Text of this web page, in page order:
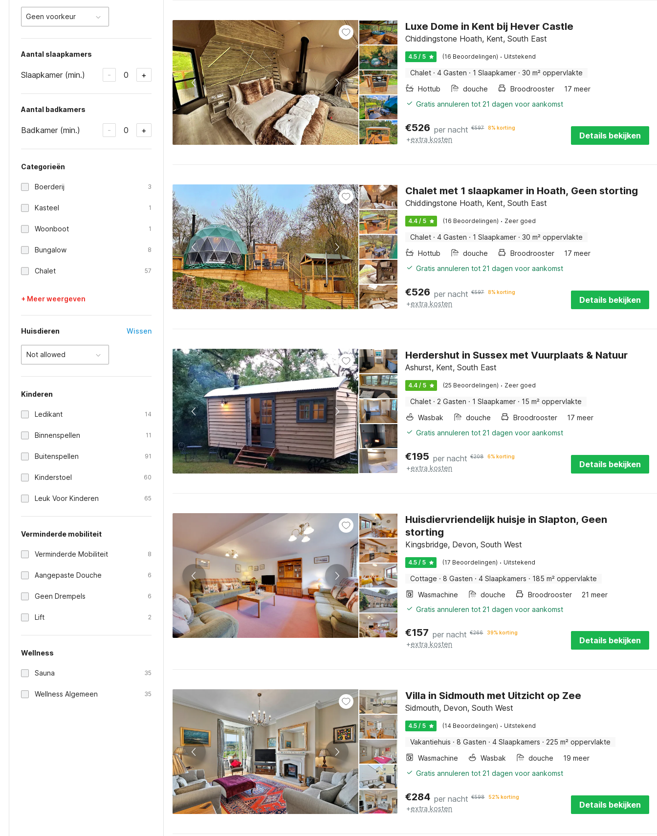
Geen voorkeur
Aantal slaapkamers
Slaapkamer (min.) - 0 +
Aantal badkamers
Badkamer (min.) - 0 +
Categorieën
Boerderij 3
Kasteel 1
Woonboot 1
Bungalow 8
Chalet 57
+ Meer weergeven
Huisdieren Wissen
Not allowed
Kinderen
Ledikant 14
Binnenspellen 11
Buitenspellen 91
Kinderstoel 60
Leuk Voor Kinderen 65
Verminderde mobiliteit
Verminderde Mobiliteit 8
Aangepaste Douche 6
Geen Drempels 6
Lift 2
Wellness
Sauna 35
Wellness Algemeen 35
Luxe Dome in Kent bij Hever Castle
Chiddingstone Hoath, Kent, South East
4.5 / 5 (16 Beoordelingen) · Uitstekend
Chalet · 4 Gasten · 1 Slaapkamer · 30 m² oppervlakte
Hottub
douche Broodrooster
17 meer
Gratis annuleren tot 21 dagen voor aankomst
€526 per nacht €597 8% korting
+extra kosten Details bekijken
Chalet met 1 slaapkamer in Hoath, Geen storting
Chiddingstone Hoath, Kent, South East
4.4 / 5 (16 Beoordelingen) · Zeer goed
Chalet · 4 Gasten · 1 Slaapkamer · 30 m² oppervlakte
Hottub
douche Broodrooster
17 meer
Gratis annuleren tot 21 dagen voor aankomst
€526 per nacht €597 8% korting
+extra kosten Details bekijken
Herdershut in Sussex met Vuurplaats & Natuur
Ashurst, Kent, South East
4.4 / 5 (25 Beoordelingen) · Zeer goed
Chalet · 2 Gasten · 1 Slaapkamer · 15 m² oppervlakte
Wasbak
douche Broodrooster
17 meer
Gratis annuleren tot 21 dagen voor aankomst
€195 per nacht €208 6% korting
+extra kosten Details bekijken
Huisdiervriendelijk huisje in Slapton, Geen
storting
Kingsbridge, Devon, South West
4.5 / 5 (17 Beoordelingen) · Uitstekend
Cottage · 8 Gasten · 4 Slaapkamers · 185 m² oppervlakte
Wasmachine
douche Broodrooster
21 meer
Gratis annuleren tot 21 dagen voor aankomst
€157 per nacht €266 39% korting
+extra kosten Details bekijken
Villa in Sidmouth met Uitzicht op Zee
Sidmouth, Devon, South West
4.5 / 5 (14 Beoordelingen) · Uitstekend
Vakantiehuis · 8 Gasten · 4 Slaapkamers · 225 m² oppervlakte
Wasmachine
Wasbak douche
19 meer
Gratis annuleren tot 21 dagen voor aankomst
€284 per nacht €598 52% korting
+extra kosten Details bekijken